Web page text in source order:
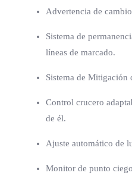
Advertencia de
Sistema de
líneas de marcado.
Sistema de Mitigación
Control crucero
de él.
Ajuste automático de
Monitor de punto